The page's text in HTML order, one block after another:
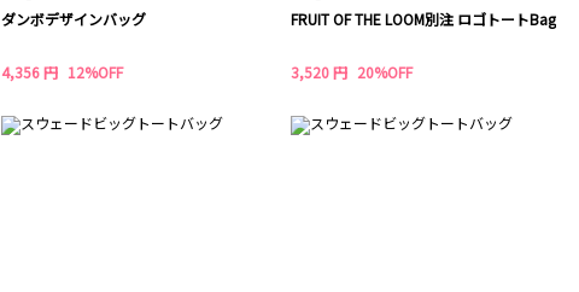
ダンボデザインバッグ
4,356 円 12%OFF
FRUIT OF THE LOOM別注 ロゴトートBag
3,520 円 20%OFF